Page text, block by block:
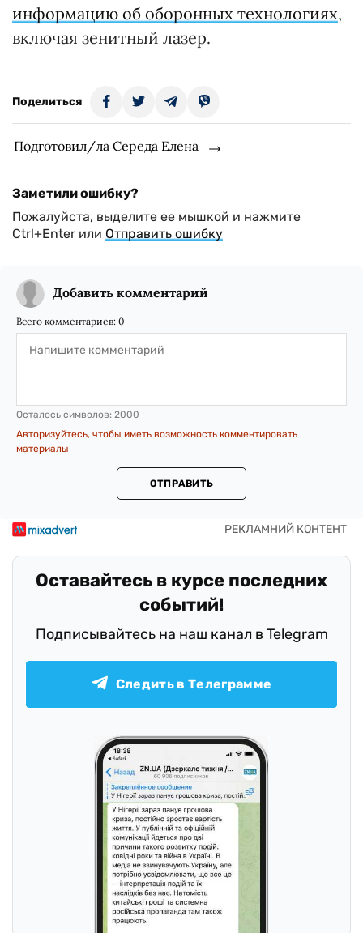
информацию об оборонных технологиях,
включая зенитный лазер.
Поделиться
Подготовил/ла Середа Елена
Заметили ошибку?
Пожалуйста, выделите ее мышкой и нажмите
Ctrl+Enter или Отправить ошибку
Добавить комментарий
Всего комментариев: 0
Осталось символов: 2000
Авторизуйтесь, чтобы иметь возможность комментировать
материалы
ОТПРАВИТЬ
Оставайтесь в курсе последних
событий!
Подписывайтесь на наш канал в Telegram
Следить в Телеграмме